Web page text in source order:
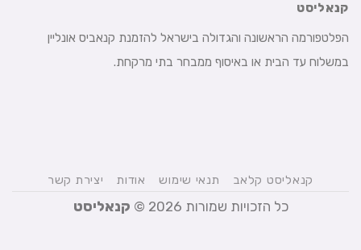
קנאליסט
הפלטפורמה הראשונה והגדולה בישראל להזמנת קנאביס אונליין
במשלוח עד הבית או באיסוף ממבחר בתי מרקחת.
קנאליסט קלאב תנאי שימוש אודות יצירת קשר
כל הזכויות שמורות 2026 © קנאליסט